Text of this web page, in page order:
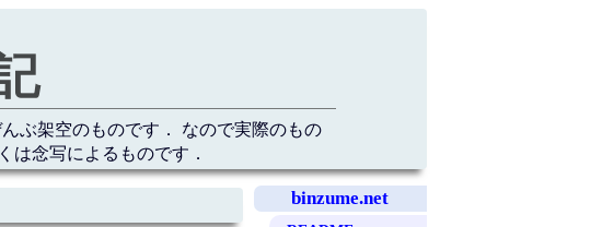
ぶ架空のものです． なので実際のもの
は念写によるものです．
binzume.net